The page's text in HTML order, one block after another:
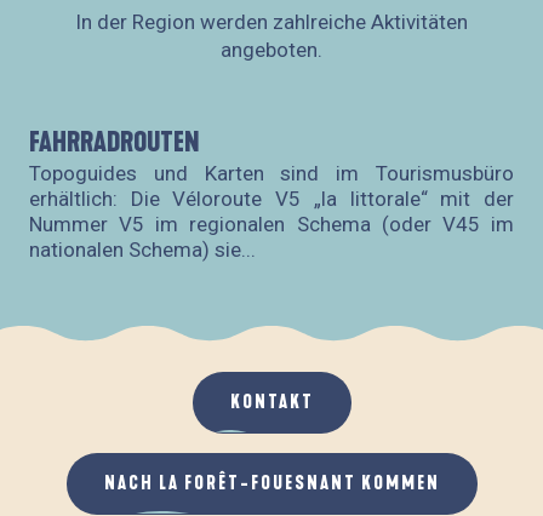
In der Region werden zahlreiche Aktivitäten
angeboten.
FAHRRADROUTEN
Topoguides und Karten sind im Tourismusbüro
erhältlich: Die Véloroute V5 „la littorale“ mit der
Nummer V5 im regionalen Schema (oder V45 im
nationalen Schema) sie...
KONTAKT
NACH LA FORÊT-FOUESNANT KOMMEN